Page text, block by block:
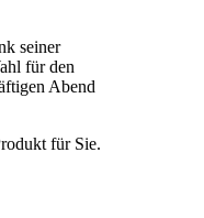
seiner
für den
Abend
für Sie.